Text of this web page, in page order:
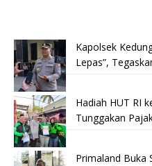
Kapolsek
Lepas”,
Hadiah HUT RI
Tunggakan
Primaland Buka